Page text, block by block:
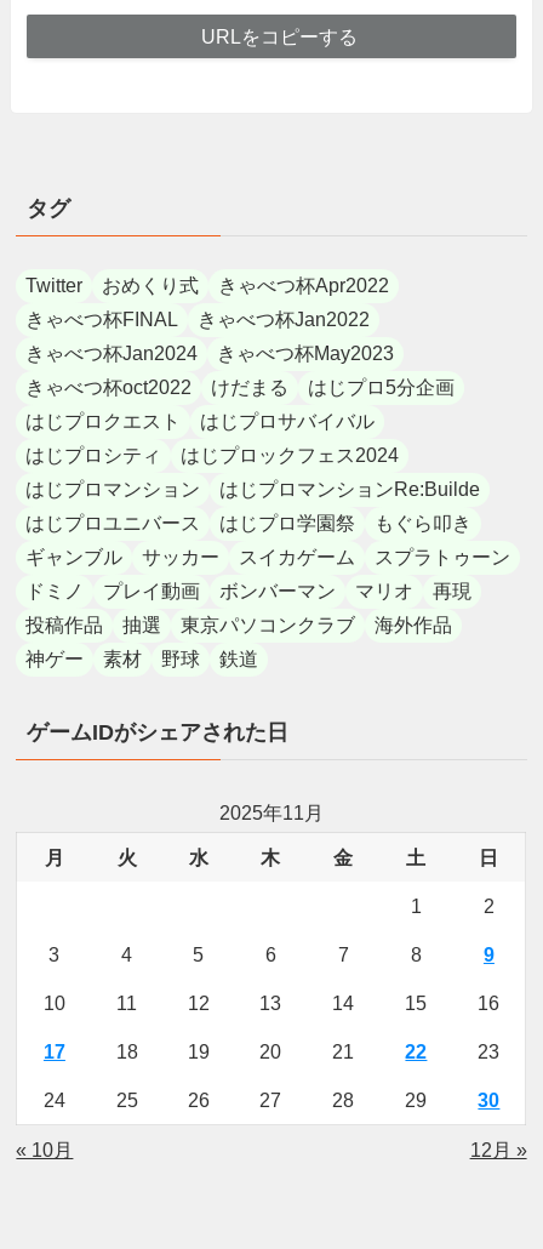
URLをコピーする
タグ
Twitter おめくり式
きゃべつ杯Apr2022
きゃべつ杯FINAL
きゃべつ杯Jan2022
きゃべつ杯Jan2024
きゃべつ杯May2023
きゃべつ杯oct2022
けだまる
はじプロ5分企画
はじプロクエスト
はじプロサバイバル
はじプロシティ
はじプロックフェス2024
はじプロマンション
はじプロマンションRe:Builde
はじプロユニバース
はじプロ学園祭
もぐら叩き
ギャンブル
サッカー スイカゲーム
スプラトゥーン
ドミノ
プレイ動画 ボンバーマン マリオ
再現
投稿作品
抽選 東京パソコンクラブ
海外作品
神ゲー
素材 野球 鉄道
ゲームIDがシェアされた日
2025年11月
月 火 水 木 金 土 日
1 2
3 4 5 6 7 8 9
10 11 12 13 14 15 16
17 18 19 20 21 22 23
24 25 26 27 28 29 30
« 10月 12月 »